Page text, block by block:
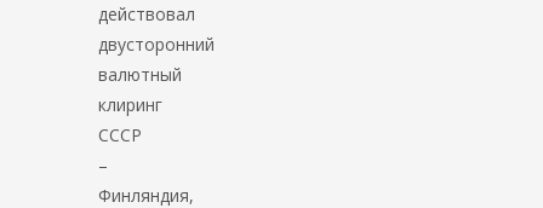
действовал
двусторонний
валютный
клиринг
СССР
–
Финляндия,